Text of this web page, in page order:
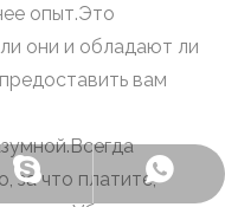
опыт.Это
они и обладают ли
вам
за что платите,